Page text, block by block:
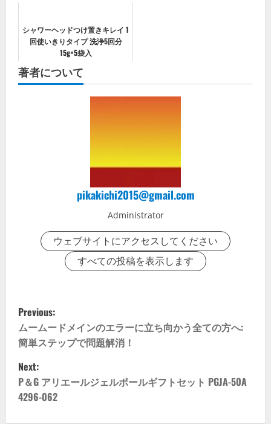
シャワーヘッドつけ置きキレイ 1
回使いきりタイプ 洗浄5回分
15g×5袋入
著者について
pikakichi2015@gmail.com
Administrator
ウェブサイトにアクセスしてください
すべての投稿を表示します
P
o
s
t
n
Previous:
ムームードメインのエラーに立ち向かう全ての方へ:
簡単ステップで問題解消！
Next:
P＆G アリエールジェルボールギフトセット PGJA-50A
4296-062